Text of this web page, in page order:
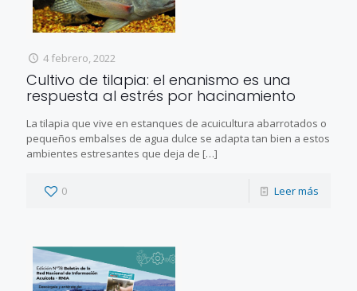
4 febrero, 2022
Cultivo de tilapia: el enanismo es una
respuesta al estrés por hacinamiento
La tilapia que vive en estanques de acuicultura abarrotados o
pequeños embalses de agua dulce se adapta tan bien a estos
ambientes estresantes que deja de […]
0 Leer más